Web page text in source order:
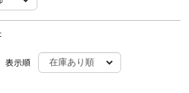
表示順